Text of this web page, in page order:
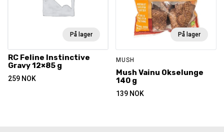
På lager
RC Feline Instinctive
Gravy 12×85 g
259 NOK
På lager
MUSH
Mush Vainu Okselunge
140 g
139 NOK